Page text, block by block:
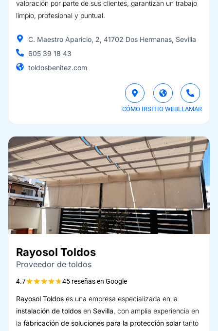
valoración por parte de sus clientes, garantizan un trabajo
limpio, profesional y puntual.
C. Maestro Aparicio, 2, 41702 Dos Hermanas, Sevilla
605 39 18 43
toldosbenitez.com
CÓMO IRSITIO WEBLLAMAR
Rayosol Toldos
Proveedor de toldos
4.7★★★★★45 reseñas en Google
Rayosol Toldos es una empresa especializada en la
instalación de toldos en Sevilla, con amplia experiencia en
la fabricación de soluciones para la protección solar tanto